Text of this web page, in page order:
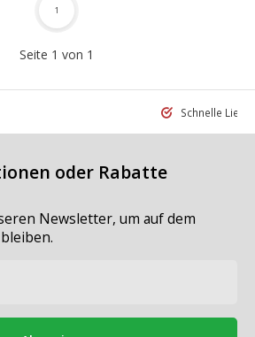
Seite 1 von 1
1
Schnelle
oder Rabatte
Newsletter, um auf dem